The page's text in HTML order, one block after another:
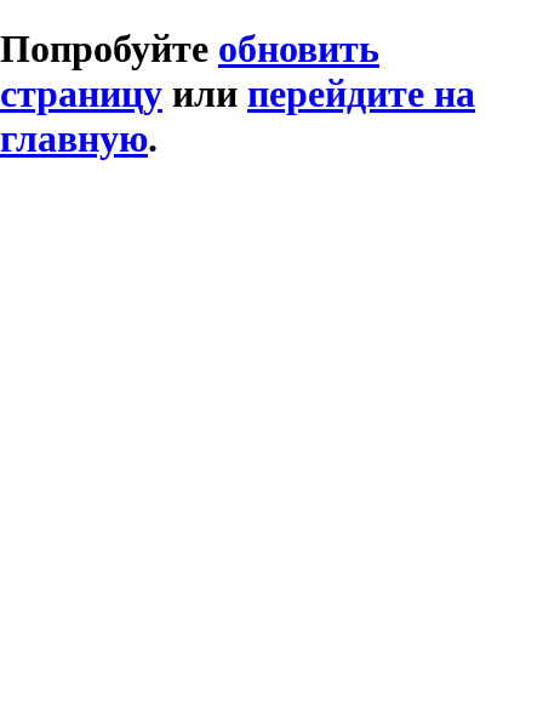
Попробуйте обновить
страницу или перейдите на
главную.